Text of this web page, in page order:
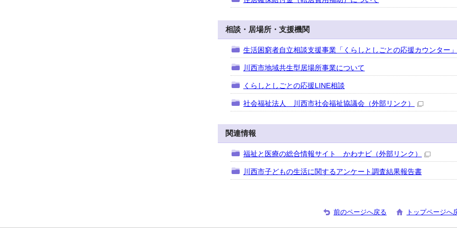
相談・居場所・支援機関
生活困窮者自立相談支援事業「くらしとしごとの応援カウンター」
川西市地域共生型居場所事業について
くらしとしごとの応援LINE相談
社会福祉法人 川西市社会福祉協議会 （外部リンク）
関連情報
福祉と医療の総合情報サイト かわナビ （外部リンク）
川西市子どもの生活に関するアンケート調査結果報告書
前のページへ戻る トップページへ